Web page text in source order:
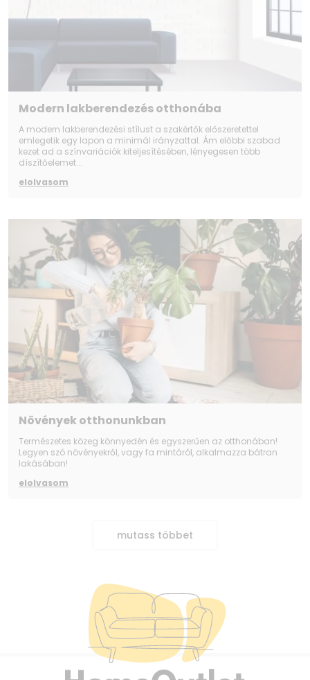
Modern lakberendezés otthonába
A modern lakberendezési stílust a szakértők előszeretettel
emlegetik egy lapon a minimál irányzattal. Ám előbbi szabad
kezet ad a színvariációk kiteljesítésében, lényegesen több
díszítőelemet...
elolvasom
Növények otthonunkban
Természetes közeg könnyedén és egyszerűen az otthonában!
Legyen szó növényekről, vagy fa mintáról, alkalmazza bátran
lakásában!
elolvasom
mutass többet